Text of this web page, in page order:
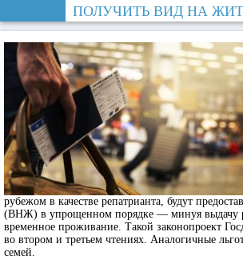
ПОЛУЧИТЬ ВИД НА
рубежом в качестве репатрианта, будут
(ВНЖ) в упрощенном порядке — минуя выдачу
временное проживание. Такой законопроект
во втором и третьем чтениях. Аналогичные
семей.